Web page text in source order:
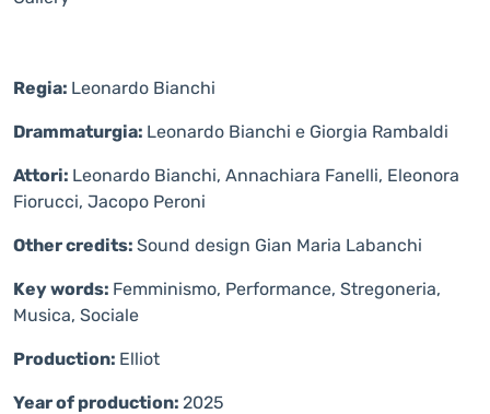
Regia: Leonardo Bianchi
Drammaturgia: Leonardo Bianchi e Giorgia Rambaldi
Attori: Leonardo Bianchi, Annachiara Fanelli, Eleonora
Fiorucci, Jacopo Peroni
Other credits: Sound design Gian Maria Labanchi
Key words: Femminismo, Performance, Stregoneria,
Musica, Sociale
Production: Elliot
Year of production: 2025